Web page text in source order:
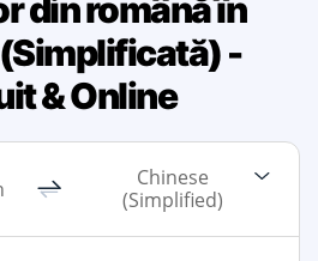
din română în
-
& Online
Chinese
(Simplified)